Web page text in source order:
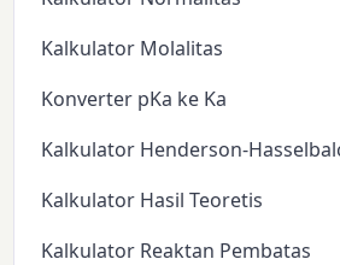
Kalkulator Molalitas
Konverter pKa ke Ka
Kalkulator Henderson-
Kalkulator Hasil Teoretis
Kalkulator Reaktan Pembatas